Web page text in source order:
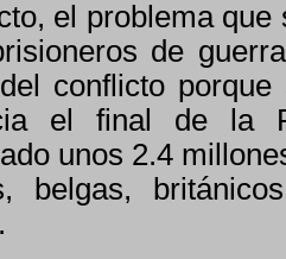
el problema
de
conflicto
el final de la
unos 2.4
belgas,